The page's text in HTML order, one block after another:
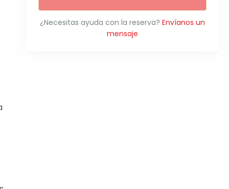
¿Necesitas ayuda con la reserva? Envíanos un
mensaje